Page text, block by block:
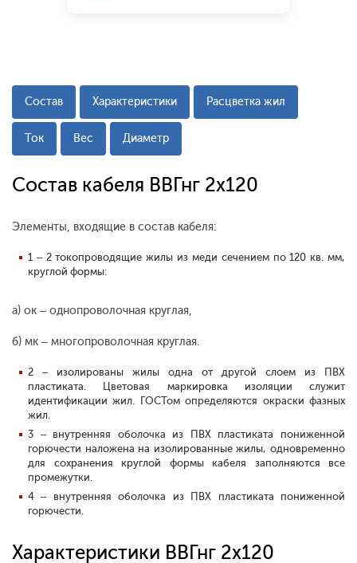
Состав Характеристики Расцветка жил
Ток Вес Диаметр
Состав кабеля ВВГнг 2х120
Элементы, входящие в состав кабеля:
1 – 2 токопроводящие жилы из меди сечением по 120 кв. мм,
круглой формы:
а) ок – однопроволочная круглая,
б) мк – многопроволочная круглая.
2 – изолированы жилы одна от другой слоем из ПВХ
пластиката. Цветовая маркировка изоляции служит
идентификации жил. ГОСТом определяются окраски фазных
жил.
3 – внутренняя оболочка из ПВХ пластиката пониженной
горючести наложена на изолированные жилы, одновременно
для сохранения круглой формы кабеля заполняются все
промежутки.
4 – внутренняя оболочка из ПВХ пластиката пониженной
горючести.
Характеристики ВВГнг 2х120